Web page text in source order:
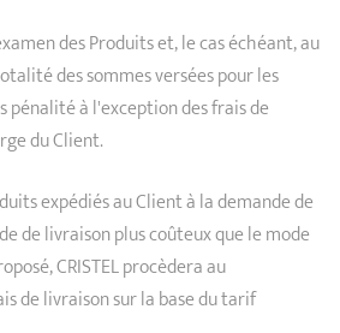
des Produits et, le cas échéant, au
des sommes versées pour les
pénalité à l'exception des frais de
du Client.
expédiés au Client à la demande de
de livraison plus coûteux que le mode
CRISTEL procèdera au
de livraison sur la base du tarif